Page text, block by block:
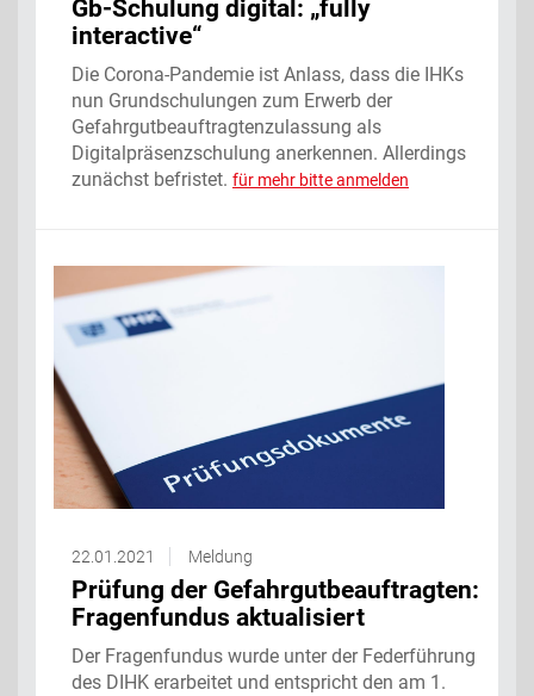
Gb-Schulung digital: „fully
interactive“
Die Corona-Pandemie ist Anlass, dass die IHKs
nun Grundschulungen zum Erwerb der
Gefahrgutbeauftragtenzulassung als
Digitalpräsenzschulung anerkennen. Allerdings
zunächst befristet. für mehr bitte anmelden
22.01.2021 Meldung
Prüfung der Gefahrgutbeauftragten:
Fragenfundus aktualisiert
Der Fragenfundus wurde unter der Federführung
des DIHK erarbeitet und entspricht den am 1.